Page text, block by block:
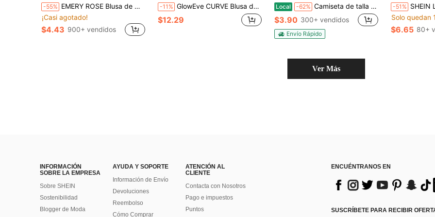
-55% EMERY ROSE Blusa de manga corta con cuello en V, volantes y estampado de calabaza y monstruo, ideal para verano, Halloween, fiestas, elegante para mujeres de talla grande. Blusas de Halloween, blusas con estampado de calabaza y murciélagos para mujeres en otoño/invierno
¡Casi agotado!
$4.43 900+ vendidos
-11% GlowEve CURVE Blusa de moda elegante para mujer con tirantes finos, hombro asimétrico, manga corta, volantes y lunares, adecuada para uso diario, ir al trabajo, citas y vacaciones
$12.29
Local -62% Camiseta de talla grande para mujer con estampado de calabaza de Halloween. El diseño ligero y transpirable con cuello redondo es ideal para fiestas de Acción de Gracias. (Tallas L-5XL)
$3.90 300+ vendidos
Envío Rápido
-51% SHEIN LUNE CURVE Blusa casual de mujer talla
Solo quedan 1
$6.65 80+
Ver Más
INFORMACIÓN
SOBRE LA EMPRESA
Sobre SHEIN
Sostenibilidad
Blogger de Moda
AYUDA Y SOPORTE
Información de Envío
Devoluciones
Reembolso
Cómo Comprar
ATENCIÓN AL
CLIENTE
Contacta con Nosotros
Pago e impuestos
Puntos
ENCUÉNTRANOS EN
SUSCRÍBETE PARA RECIBIR